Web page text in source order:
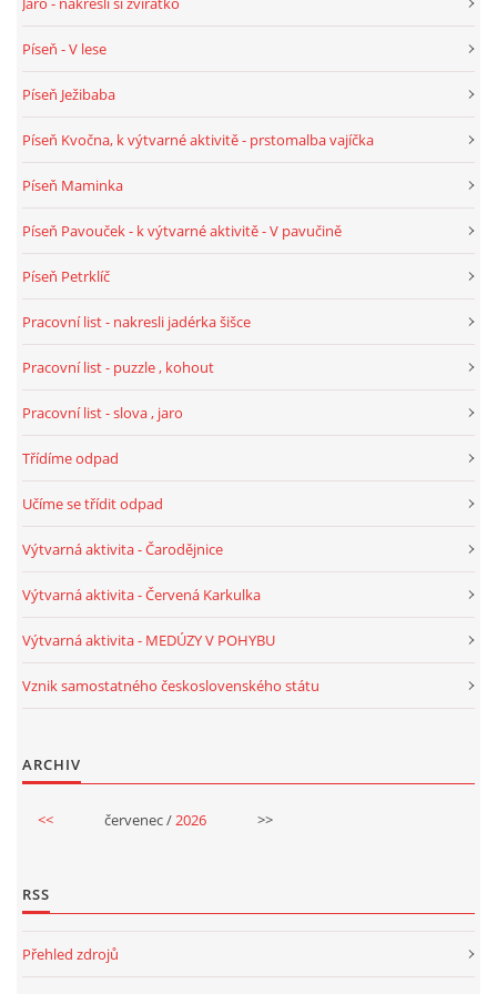
DUŠIČKY
SVATÝ MARTIN
SVATÁ BARBORA 4.12.
MASOPUST
SVĚTOVÝ DEN VODY 22. BŘEZEN
Píseň - V lese
Píseň Ježibaba
Píseň Kvočna, k výtvarné aktivitě - prstomalba vajíčka
Píseň Maminka
Píseň Pavouček - k výtvarné aktivitě - V pavučině
Píseň Petrklíč
Pracovní list - nakresli jadérka šišce
Pracovní list - puzzle , kohout
Pracovní list - slova , jaro
Třídíme odpad
Učíme se třídit odpad
Výtvarná aktivita - Čarodějnice
Výtvarná aktivita - Červená Karkulka
Výtvarná aktivita - MEDÚZY V POHYBU
Vznik samostatného československého státu
ARCHIV
<< červenec /2026 >>
RSS
Přehled zdrojů